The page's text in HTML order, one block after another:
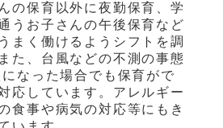
の保育以外に夜勤保育、学
うお子さんの午後保育など
まく働けるようシフトを調
た、台風などの不測の事態
なった場合でも保育がで
応しています。アレルギー
食事や病気の対応等にもき